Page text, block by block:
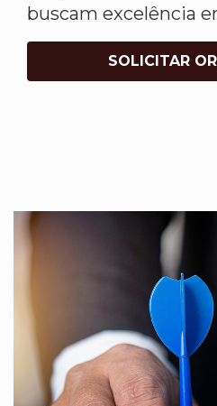
buscam excelência
SOLICITAR